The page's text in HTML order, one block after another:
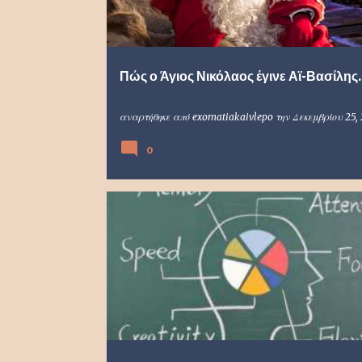
Πώς ο Άγιος Νικόλαος έγινε Αϊ-
αναρτήθηκε από exomatiakaivlepo την Δεκεμβρίου 25,
0